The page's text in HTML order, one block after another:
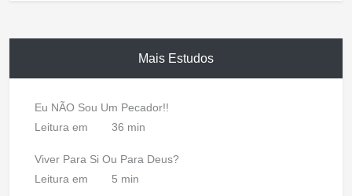
Mais Estudos
Eu NÃO Sou Um Pecador!!
Leitura em
36 min
Viver Para Si Ou Para Deus?
Leitura em
5 min